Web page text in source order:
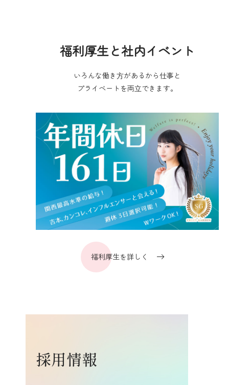
福利厚生と社内イベント
いろんな働き⽅があるから仕事と
プライベートを両⽴できます。
福利厚生を詳しく
採用情報